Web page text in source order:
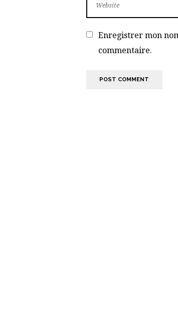
Enregistrer mon
commentaire.